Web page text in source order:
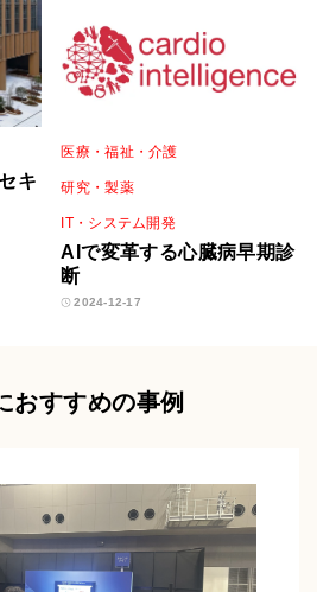
キ
医療・福祉・介護
研究・製薬
IT・システム開発
AIで変革する心臓病早期診
断
2024-12-17
おすすめの事例